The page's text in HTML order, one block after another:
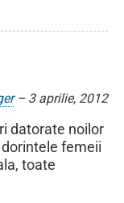
– 3 aprilie, 2012
datorate noilor
femeii
toate